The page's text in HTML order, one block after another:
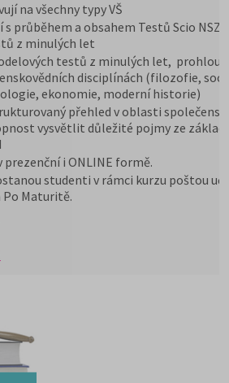
na všechny typy VŠ
s průběhem a obsahem Testů Scio NSZ
z minulých let
testů z minulých let,
disciplínách (filozofie,
ekonomie, moderní historie)
přehled v oblasti
vysvětlit důležité pojmy ze
prezenční i ONLINE formě.
studenti v rámci kurzu poštou
Po Maturitě.